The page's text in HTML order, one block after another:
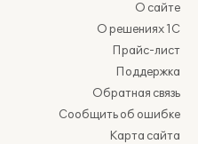
О сайте
О решениях 1С
Прайс-лист
Поддержка
Обратная связь
Сообщить об ошибке
Карта сайта